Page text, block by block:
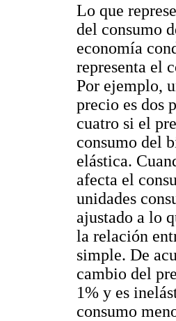
Lo que
del consumo
economía
representa el
Por ejemplo,
precio es dos
cuatro si el
consumo del
elástica.
afecta el
unidades
ajustado a lo
la relación
simple. De
cambio del
1% y es
consumo